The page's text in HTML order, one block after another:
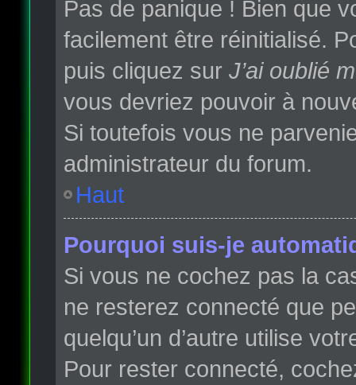
Pas de panique ! Bien que
facilement être réinitialisé.
puis cliquez sur J’ai oublié
vous devriez pouvoir à
Si toutefois vous ne
administrateur du forum.
Haut
Pourquoi suis-je
Si vous ne cochez pas la
ne resterez connecté que
quelqu’un d’autre utilise
Pour rester connecté,